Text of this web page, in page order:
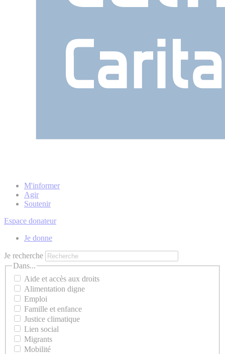
M'informer
Agir
Soutenir
Espace donateur
Je donne
Je recherche
Dans...
Aide et accès aux droits
Alimentation digne
Emploi
Famille et enfance
Justice climatique
Lien social
Migrants
Mobilité